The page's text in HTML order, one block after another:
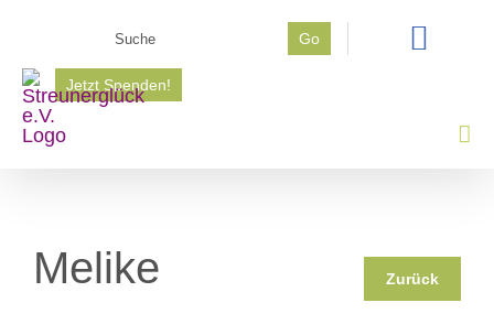
springen
Go
Jetzt Spenden!
Melike Zurück